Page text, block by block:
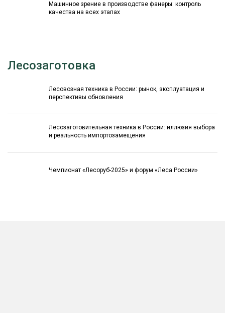
Машинное зрение в производстве фанеры: контроль
качества на всех этапах
Лесозаготовка
Лесовозная техника в России: рынок, эксплуатация и
перспективы обновления
Лесозаготовительная техника в России: иллюзия выбора
и реальность импортозамещения
Чемпионат «Лесоруб-2025» и форум «Леса России»